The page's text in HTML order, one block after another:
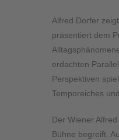
Alfred Dorfer
präsentiert dem
erdachten
Perspektiven
Temporeiches
Der Wiener
Bühne begreift.